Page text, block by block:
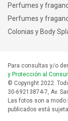
Perfumes y
Perfumes y
Colonias y Body
Para consultas y/o
y Protección al
© Copyright 2022.
30-69213874-7, Av.
Las fotos son a
publicados está